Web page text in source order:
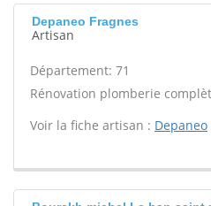
Depaneo Fragnes
Artisan
Département: 71
Rénovation plomberie
Voir la fiche artisan : Depaneo